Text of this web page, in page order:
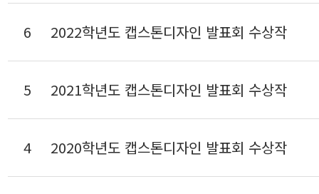
6 2022학년도 캡스톤디자인 발표회 수상작
5 2021학년도 캡스톤디자인 발표회 수상작
4 2020학년도 캡스톤디자인 발표회 수상작